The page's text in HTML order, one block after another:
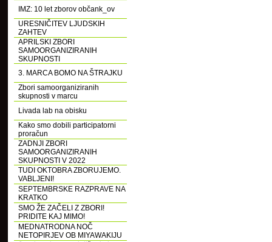
IMZ: 10 let zborov občank_ov
URESNIČITEV LJUDSKIH
ZAHTEV
APRILSKI ZBORI
SAMOORGANIZIRANIH
SKUPNOSTI
3. MARCA BOMO NA ŠTRAJKU
Zbori samoorganiziranih
skupnosti v marcu
Livada lab na obisku
Kako smo dobili participatorni
proračun
ZADNJI ZBORI
SAMOORGANIZIRANIH
SKUPNOSTI V 2022
TUDI OKTOBRA ZBORUJEMO.
VABLJENI!
SEPTEMBRSKE RAZPRAVE NA
KRATKO
SMO ŽE ZAČELI Z ZBORI!
PRIDITE KAJ MIMO!
MEDNATRODNA NOČ
NETOPIRJEV OB MIYAWAKIJU